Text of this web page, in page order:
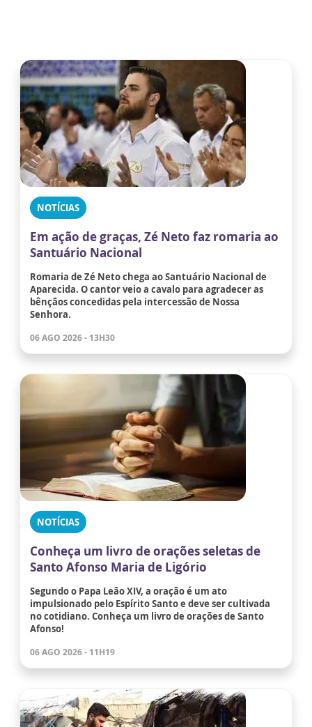
NOTÍCIAS
Em ação de graças, Zé Neto faz romaria ao
Santuário Nacional
Romaria de Zé Neto chega ao Santuário Nacional de
Aparecida. O cantor veio a cavalo para agradecer as
bênçãos concedidas pela intercessão de Nossa
Senhora.
06 AGO 2026 - 13H30
NOTÍCIAS
Conheça um livro de orações seletas de
Santo Afonso Maria de Ligório
Segundo o Papa Leão XIV, a oração é um ato
impulsionado pelo Espírito Santo e deve ser cultivada
no cotidiano. Conheça um livro de orações de Santo
Afonso!
06 AGO 2026 - 11H19